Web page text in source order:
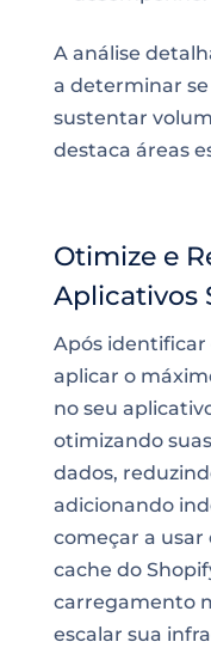
A análise
a determinar
sustentar
destaca áreas
Otimize e
Aplicativos
Após identificar
aplicar o
no seu
otimizando
dados,
adicionando
começar a usar
cache do
carregamento
escalar sua